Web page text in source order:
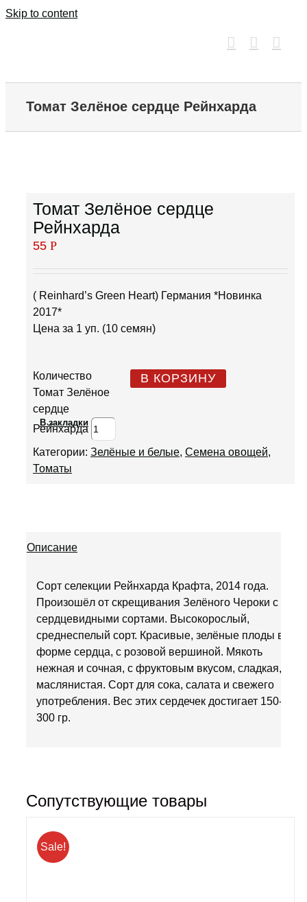
Skip to content
Томат Зелёное сердце Рейнхарда
Томат Зелёное сердце
Рейнхарда
55 Р
( Reinhard’s Green Heart) Германия *Новинка
2017*
Цена за 1 уп. (10 семян)
Количество
Томат Зелёное
сердце
Рейнхарда
В КОРЗИНУ
В закладки
Категории: Зелёные и белые, Семена овощей,
Томаты
Описание
Сорт селекции Рейнхарда Крафта, 2014 года.
Произошёл от скрещивания Зелёного Чероки с
сердцевидными сортами. Высокорослый,
среднеспелый сорт. Красивые, зелёные плоды в
форме сердца, с розовой вершиной. Мякоть
нежная и сочная, с фруктовым вкусом, сладкая,
маслянистая. Сорт для сока, салата и свежего
употребления. Вес этих сердечек достигает 150-
300 гр.
Сопутствующие товары
Sale!